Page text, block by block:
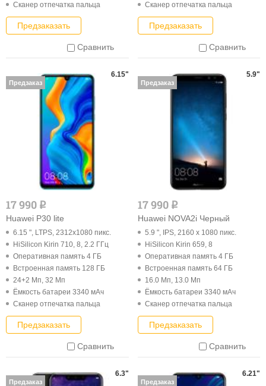
Cканер отпечатка пальца
Предзаказать
Сравнить
Cканер отпечатка пальца
Предзаказать
Сравнить
17 990 q
Huawei P30 lite
6.15 ", LTPS, 2312x1080 пикс.
HiSilicon Kirin 710, 8, 2.2 ГГц
Оперативная память 4 ГБ
Встроенная память 128 ГБ
24+2 Мп, 32 Мп
Ёмкость батареи 3340 мАч
Cканер отпечатка пальца
Предзаказать
Сравнить
6.15"
Предзаказ
17 990 q
Huawei NOVA2i Черный
5.9 ", IPS, 2160 x 1080 пикс.
HiSilicon Kirin 659, 8
Оперативная память 4 ГБ
Встроенная память 64 ГБ
16.0 Мп, 13.0 Мп
Ёмкость батареи 3340 мАч
Cканер отпечатка пальца
Предзаказать
Сравнить
5.9"
Предзаказ
6.3"
Предзаказ
6.21"
Предзаказ